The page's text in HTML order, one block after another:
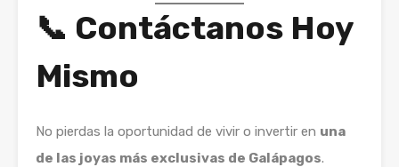
📞 Contáctanos Hoy
Mismo
No pierdas la oportunidad de vivir o invertir en una
de las joyas más exclusivas de Galápagos.